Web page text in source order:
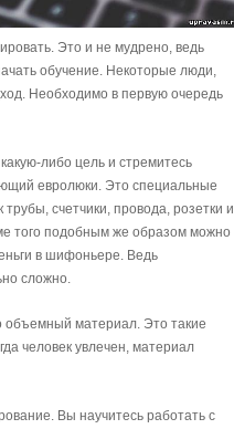
Это и не мудрено, ведь
обучение. Некоторые люди,
Необходимо в первую очередь
либо цель и стремитесь
евролюки. Это специальные
счетчики, провода, розетки и
того подобным же образом можно
в шифоньере. Ведь
сложно.
объемный материал. Это такие
человек увлечен, материал
Вы научитесь работать с